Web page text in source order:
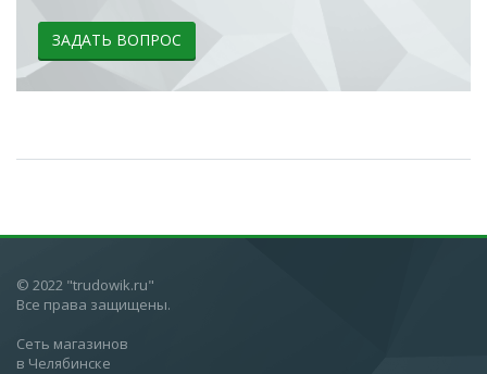
ЗАДАТЬ ВОПРОС
© 2022 "trudowik.ru"
Все права защищены.
Сеть магазинов
в Челябинске